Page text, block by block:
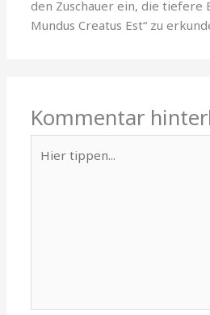
den Zuschauer ein, die tiefere
Mundus Creatus Est“ zu
Kommentar
tippen...